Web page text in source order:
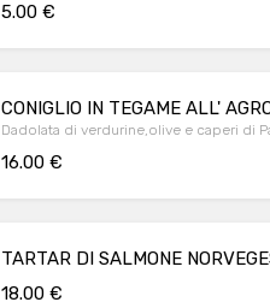
5.00 €
CONIGLIO IN TEGAME ALL'
Dadolata di verdurine,olive e caperi di
16.00 €
TARTAR DI SALMONE
18.00 €